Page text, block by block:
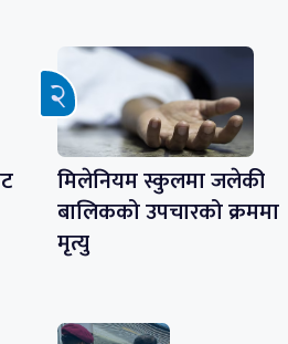
मिलेनियम स्कुलमा जलेकी
बालिकको उपचारको क्रममा
मृत्यु